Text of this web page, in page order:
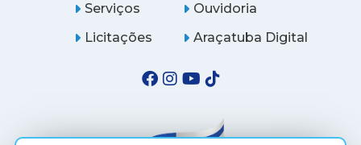
Serviços
Licitações
Ouvidoria
Araçatuba Digital